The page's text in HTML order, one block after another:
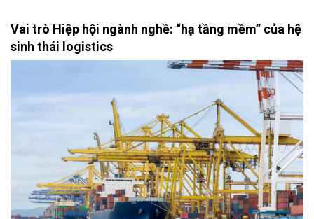
Vai trò Hiệp hội ngành nghề: “hạ tầng mềm” của hệ
sinh thái logistics